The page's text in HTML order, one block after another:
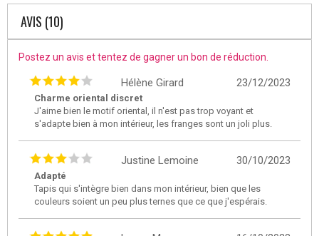
AVIS (10)
Postez un avis et tentez de gagner un bon de réduction.
23/12/2023
Hélène Girard
Charme oriental discret
J'aime bien le motif oriental, il n'est pas trop voyant et
s'adapte bien à mon intérieur, les franges sont un joli plus.
30/10/2023
Justine Lemoine
Adapté
Tapis qui s'intègre bien dans mon intérieur, bien que les
couleurs soient un peu plus ternes que ce que j'espérais.